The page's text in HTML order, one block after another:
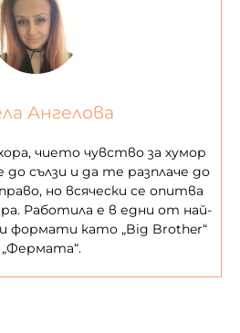
Ангелова
чието чувство за хумор
сълзи и да те разплаче до
но всячески се опитва
Работила е в едни от най-
формати като „Big Brother“
„Фермата“.